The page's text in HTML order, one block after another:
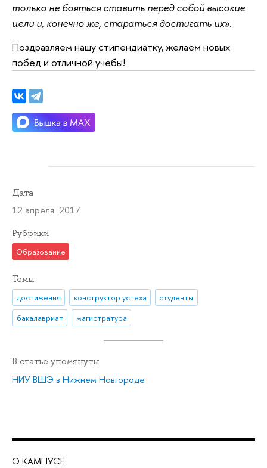
только не бояться ставить перед собой высокие
цели и, конечно же, стараться достигать их».
Поздравляем нашу стипендиатку, желаем новых
побед и отличной учебы!
Дата
12 апреля 2017
Рубрики
Образование
Темы
достижения конструктор успеха
студенты
бакалавриат
магистратура
В статье упомянуты
НИУ ВШЭ в Нижнем Новгороде
О КАМПУСЕ